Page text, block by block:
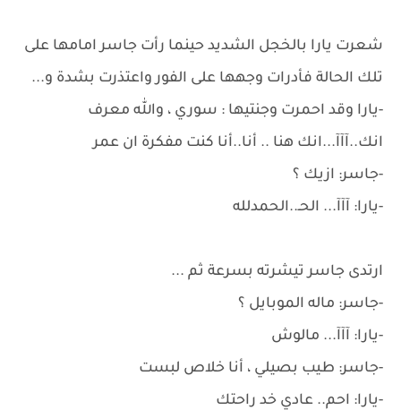
شعرت يارا بالخجل الشديد حينما رأت جاسر امامها على
تلك الحالة فأدرات وجهها على الفور واعتذرت بشدة و...
-يارا وقد احمرت وجنتيها : سوري ، والله معرف
انك..آآآ...انك هنا .. أنا..أنا كنت مفكرة ان عمر
-جاسر: ازيك ؟
-يارا: آآآ... الحـ..الحمدلله
ارتدى جاسر تيشرته بسرعة ثم ...
-جاسر: ماله الموبايل ؟
-يارا: آآآ... مالوش
-جاسر: طيب بصيلي ، أنا خلاص لبست
-يارا: احم.. عادي خد راحتك